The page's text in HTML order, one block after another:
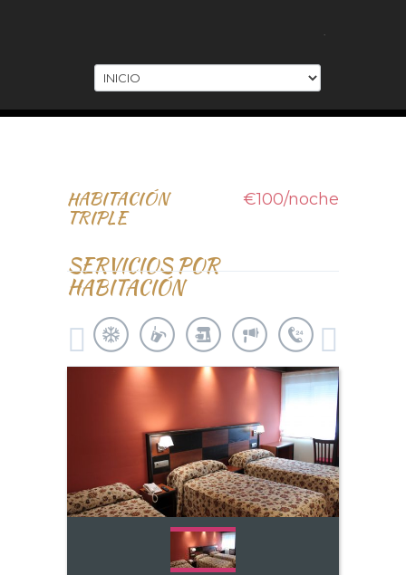
.
HABITACIÓN
TRIPLE
€100/noche
SERVICIOS POR
HABITACIÓN